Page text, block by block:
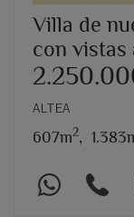
Villa de
con vistas
ALTEA
607m2,